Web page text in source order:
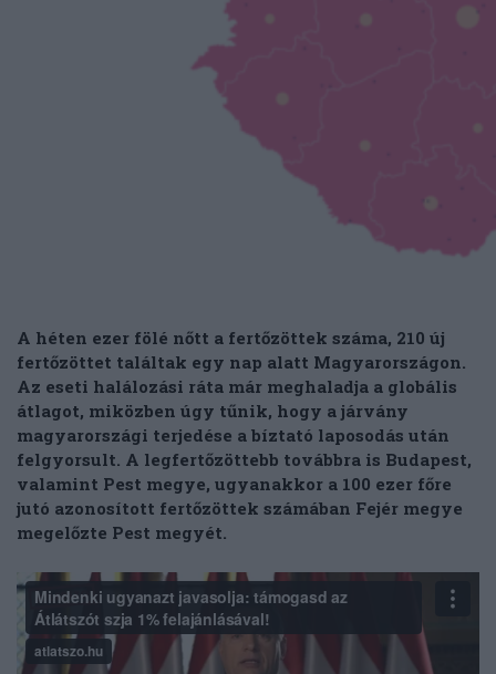
A héten ezer fölé nőtt a fertőzöttek száma, 210 új
fertőzöttet találtak egy nap alatt Magyarországon.
Az eseti halálozási ráta már meghaladja a globális
átlagot, miközben úgy tűnik, hogy a járvány
magyarországi terjedése a bíztató laposodás után
felgyorsult. A legfertőzöttebb továbbra is Budapest,
valamint Pest megye, ugyanakkor a 100 ezer főre
jutó azonosított fertőzöttek számában Fejér megye
megelőzte Pest megyét.